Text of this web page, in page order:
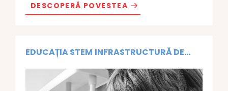
DESCOPERĂ POVESTEA
EDUCAȚIA STEM INFRASTRUCTURĂ DE...